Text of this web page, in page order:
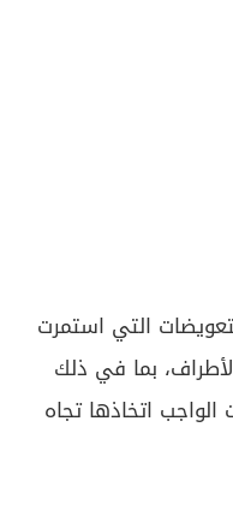
التي استمرت
بما في ذلك
اتخاذها تجاه